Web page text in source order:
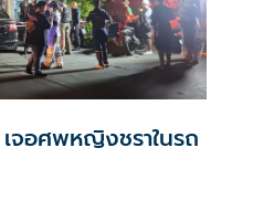
จอศพหญิงชราในรถ